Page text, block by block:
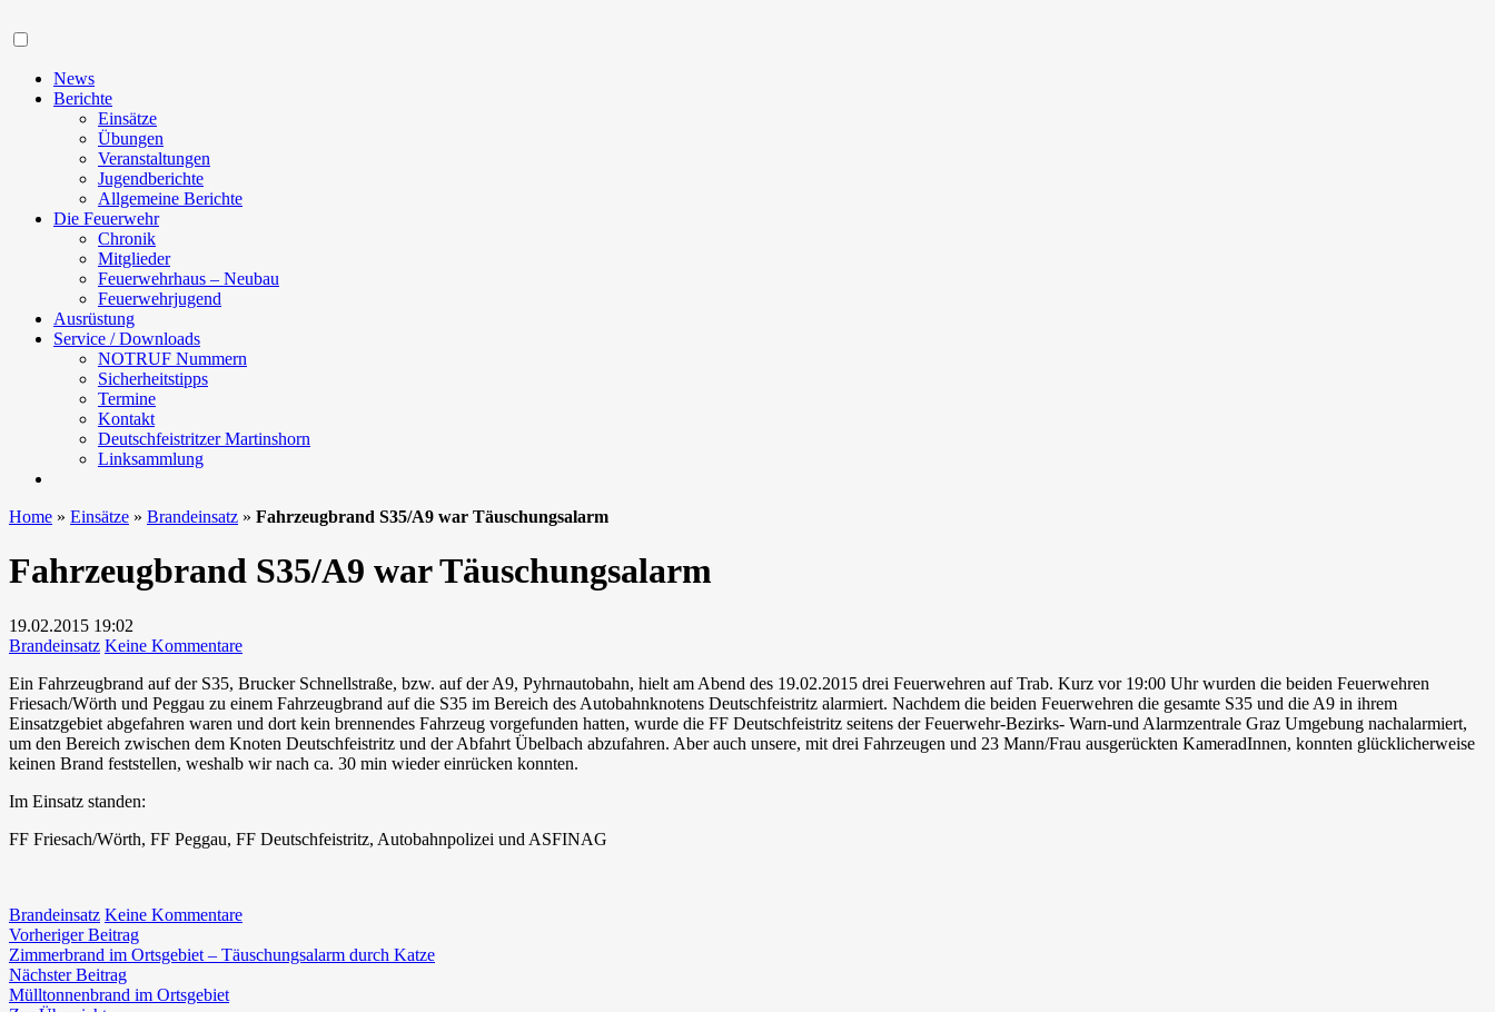
News
Berichte
Einsätze
Übungen
Veranstaltungen
Jugendberichte
Allgemeine Berichte
Die Feuerwehr
Chronik
Mitglieder
Feuerwehrhaus – Neubau
Feuerwehrjugend
Ausrüstung
Service / Downloads
NOTRUF Nummern
Sicherheitstipps
Termine
Kontakt
Deutschfeistritzer Martinshorn
Linksammlung
Home » Einsätze » Brandeinsatz » Fahrzeugbrand S35/A9 war Täuschungsalarm
Fahrzeugbrand S35/A9 war Täuschungsalarm
19.02.2015 19:02
Brandeinsatz Keine Kommentarezu
S35/A9
war
Täuschungsalarm
Ein Fahrzeugbrand auf der S35, Brucker Schnellstraße, bzw. auf der A9, Pyhrnautobahn, hielt am Abend des 19.02.2015 drei Feuerwehren auf Trab. Kurz vor 19:00 Uhr wurden die beiden Feuerwehren
Friesach/Wörth und Peggau zu einem Fahrzeugbrand auf die S35 im Bereich des Autobahnknotens Deutschfeistritz alarmiert. Nachdem die beiden Feuerwehren die gesamte S35 und die A9 in ihrem
Einsatzgebiet abgefahren waren und dort kein brennendes Fahrzeug vorgefunden hatten, wurde die FF Deutschfeistritz seitens der Feuerwehr-Bezirks- Warn-und Alarmzentrale Graz Umgebung nachalarmiert,
um den Bereich zwischen dem Knoten Deutschfeistritz und der Abfahrt Übelbach abzufahren. Aber auch unsere, mit drei Fahrzeugen und 23 Mann/Frau ausgerückten KameradInnen, konnten glücklicherweise
keinen Brand feststellen, weshalb wir nach ca. 30 min wieder einrücken konnten.
Im Einsatz standen:
FF Friesach/Wörth, FF Peggau, FF Deutschfeistritz, Autobahnpolizei und ASFINAG
Brandeinsatz Keine Kommentarezu
S35/A9
Beitragsnavigation
Vorheriger BeitragVorheriger
Beitrag:
Zimmerbrand im Ortsgebiet – Täuschungsalarm durch Katze
Nächster BeitragNächster
Beitrag:
Mülltonnenbrand im Ortsgebiet